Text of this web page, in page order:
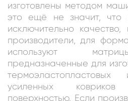
изготовлены методом
это ещё не значит, что
исключительно качество,
производители, для
используют
предназначенные для
усиленных
поверхностью. Если